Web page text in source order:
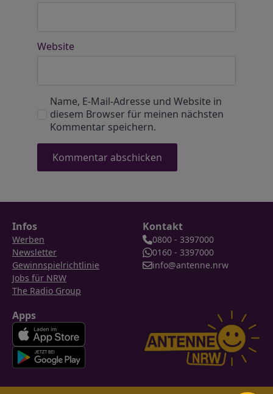
Website
Name, E-Mail-Adresse und Website in
diesem Browser für meinen nächsten
Kommentar speichern.
Infos
Werben
Newsletter
Gewinnspielrichtlinie
Jobs für NRW
The Radio Group
Kontakt
0800 - 3397000
0160 - 3397000
info@antenne.nrw
Apps